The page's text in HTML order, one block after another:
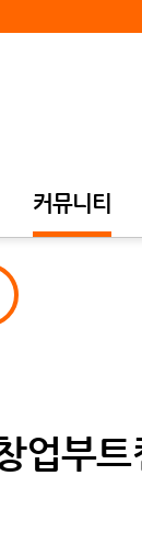
커뮤니티
업부